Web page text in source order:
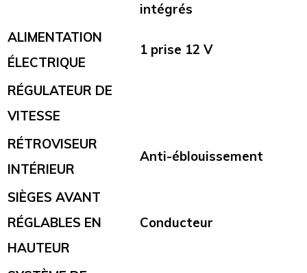
intégrés
ALIMENTATION
ÉLECTRIQUE
1 prise 12 V
RÉGULATEUR DE
VITESSE
RÉTROVISEUR
INTÉRIEUR
Anti-éblouissement
SIÈGES AVANT
RÉGLABLES EN
HAUTEUR
Conducteur